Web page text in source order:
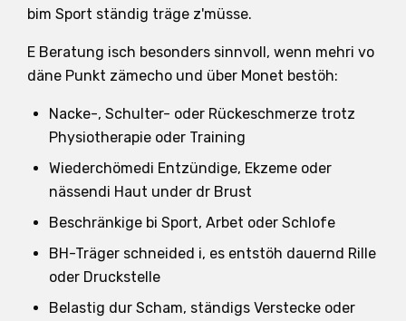
bim Sport ständig träge z'müsse.
E Beratung isch besonders sinnvoll, wenn mehri vo
däne Punkt zämecho und über Monet bestöh:
Nacke-, Schulter- oder Rückeschmerze trotz
Physiotherapie oder Training
Wiederchömedi Entzündige, Ekzeme oder
nässendi Haut under dr Brust
Beschränkige bi Sport, Arbet oder Schlofe
BH-Träger schneided i, es entstöh dauernd Rille
oder Druckstelle
Belastig dur Scham, ständigs Verstecke oder